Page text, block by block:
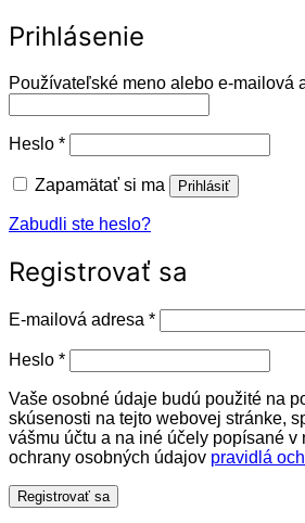
Prihlásenie
Používateľské meno alebo e-mailová
Heslo *Povinné
Zapamätať si ma Prihlásiť
Zabudli ste heslo?
Registrovať sa
E-mailová adresa *Povinné
Heslo *Povinné
Vaše osobné údaje budú použité na
skúsenosti na tejto webovej stránke,
vášmu účtu a na iné účely popísané v
ochrany osobných údajov pravidlá
Registrovať sa